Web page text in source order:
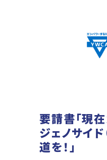
要請書「現
ジェノサイ
道を！」